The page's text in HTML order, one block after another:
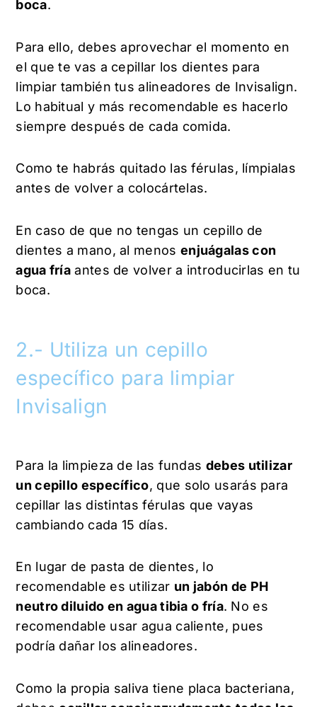
boca.
Para ello, debes aprovechar el momento en
el que te vas a cepillar los dientes para
limpiar también tus alineadores de Invisalign.
Lo habitual y más recomendable es hacerlo
siempre después de cada comida.
Como te habrás quitado las férulas, límpialas
antes de volver a colocártelas.
En caso de que no tengas un cepillo de
dientes a mano, al menos enjuágalas con
agua fría antes de volver a introducirlas en tu
boca.
2.- Utiliza un cepillo
específico para limpiar
Invisalign
Para la limpieza de las fundas debes utilizar
un cepillo específico, que solo usarás para
cepillar las distintas férulas que vayas
cambiando cada 15 días.
En lugar de pasta de dientes, lo
recomendable es utilizar un jabón de PH
neutro diluido en agua tibia o fría. No es
recomendable usar agua caliente, pues
podría dañar los alineadores.
Como la propia saliva tiene placa bacteriana,